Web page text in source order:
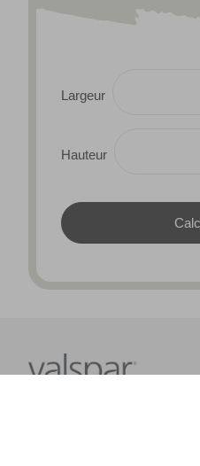
Largeur
Hauteur